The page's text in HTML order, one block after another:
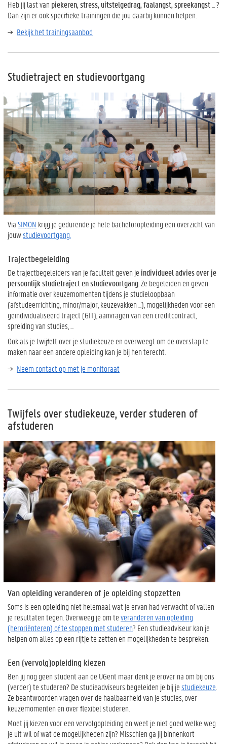
Heb jij last van piekeren, stress, uitstelgedrag, faalangst, spreekangst... ?
Dan zijn er ook specifieke trainingen die jou daarbij kunnen helpen.
Bekijk het trainingsaanbod
Studietraject en studievoortgang
ViaSIMON krijg je gedurende je hele bacheloropleiding een overzicht van
jouwstudievoortgang.
Trajectbegeleiding
De trajectbegeleiders van je faculteit geven je individueel advies over je
persoonlijk studietraject en studievoortgang . Ze begeleiden en geven
informatie over keuzemomenten tijdens je studieloopbaan
(afstudeerrichting, minor/major, keuzevakken ...), mogelijkheden voor een
geïndividualiseerd traject (GIT), aanvragen van een creditcontract,
spreiding van studies, ...
Ook als je twijfelt over je studiekeuze en overweegt om de overstap te
maken naar een andere opleiding kan je bij hen terecht.
Neem contact op met je monitoraat
Twijfels over studiekeuze, verder studeren of
afstuderen
Van opleiding veranderen of je opleiding stopzetten
Soms is een opleiding niet helemaal wat je ervan had verwacht of vallen
je resultaten tegen. Overweeg je om teveranderen van opleiding
(heroriënteren) of te stoppen met studeren? Een studieadviseur kan je
helpen om alles op een rijtje te zetten en mogelijkheden te bespreken.
Een (vervolg)opleiding kiezen
Ben jij nog geen student aan de UGent maar denk je erover na om bij ons
(verder) te studeren? De studieadviseurs begeleiden je bij jestudiekeuze
Ze beantwoorden vragen over de haalbaarheid van je studies, over
keuzemomenten en over flexibel studeren.
Moet jij kiezen voor een vervolgopleiding en weet je niet goed welke weg
je uit wil of wat de mogelijkheden zijn? Misschien ga jij binnenkort